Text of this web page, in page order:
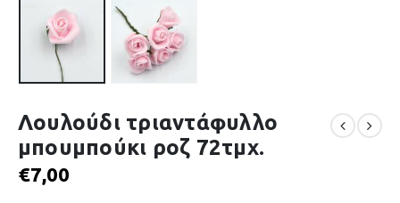
Λουλούδι τριαντάφυλλο
μπουμπούκι ροζ 72τμχ.
€7,00